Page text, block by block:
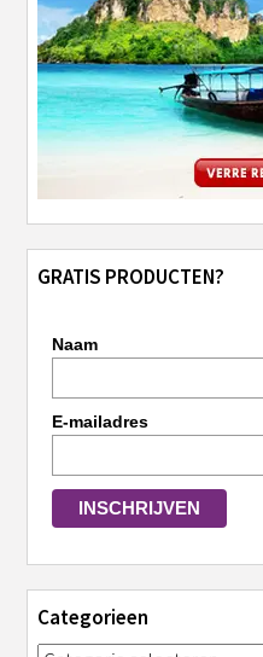
GRATIS PRODUCTEN?
Naam
E-mailadres
Categorieen